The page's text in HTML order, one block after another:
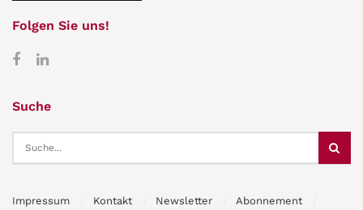
Folgen Sie uns!
Suche
Impressum Kontakt Newsletter Abonnement